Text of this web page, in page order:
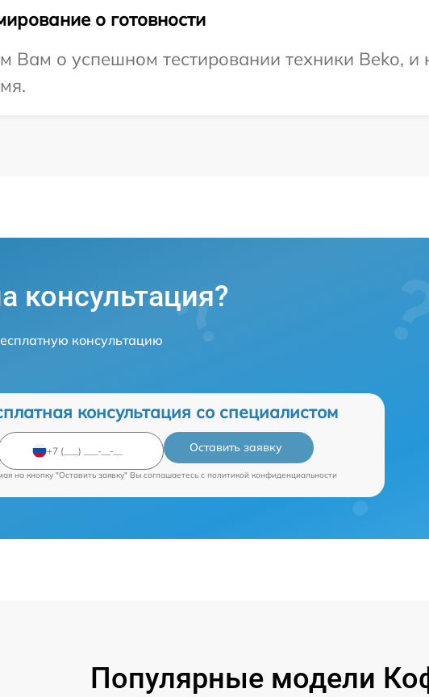
о готовности
о успешном тестировании техники Beko, и
консультация?
консультацию
консультация со специалистом
Оставить заявку
на кнопку "Оставить заявку" Вы соглашаетесь c политикой конфиденциальности
Популярные модели